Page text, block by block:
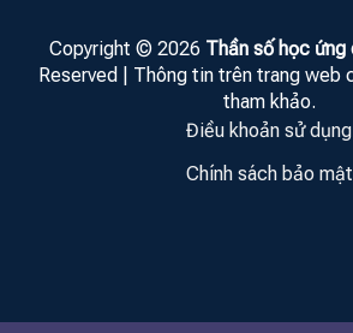
Copyright © 2026 Thần số học ứng
Reserved | Thông tin trên trang web
tham khảo.
Điều khoản sử dụng
Chính sách bảo mật